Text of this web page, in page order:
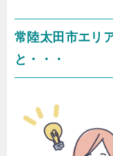
常陸太田市エリ
と・・・